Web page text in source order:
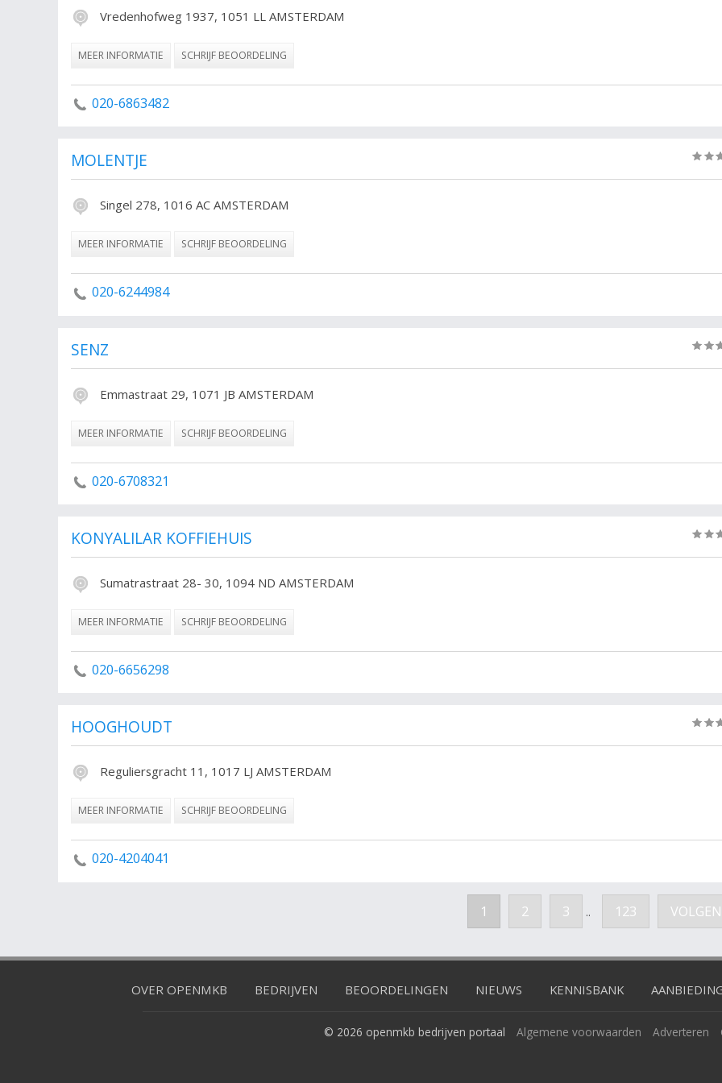
Vredenhofweg 1937, 1051 LL AMSTERDAM
MEER INFORMATIE SCHRIJF BEOORDELING
020-6863482
MOLENTJE
Singel 278, 1016 AC AMSTERDAM
MEER INFORMATIE SCHRIJF BEOORDELING
020-6244984
SENZ
Emmastraat 29, 1071 JB AMSTERDAM
MEER INFORMATIE SCHRIJF BEOORDELING
020-6708321
KONYALILAR KOFFIEHUIS
Sumatrastraat 28- 30, 1094 ND AMSTERDAM
MEER INFORMATIE SCHRIJF BEOORDELING
020-6656298
HOOGHOUDT
Reguliersgracht 11, 1017 LJ AMSTERDAM
MEER INFORMATIE SCHRIJF BEOORDELING
020-4204041
1 2 3 .. 123
OVER OPENMKB BEDRIJVEN BEOORDELINGEN NIEUWS KENNISBANK
© 2026 openmkb bedrijven portaal Algemene voorwaarden Adverteren